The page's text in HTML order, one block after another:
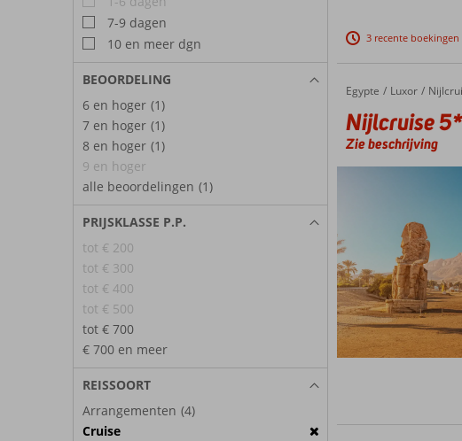
7-9 dagen
10 en meer dgn
BEOORDELING
6 en hoger (1)
7 en hoger (1)
8 en hoger (1)
9 en hoger
alle beoordelingen (1)
PRIJSKLASSE P.P.
tot € 200
tot € 300
tot € 400
tot € 500
tot € 700
€ 700 en meer
REISSOORT
Arrangementen (4)
Cruise
3 recente boekingen
Home
Egypte Luxor
Nijlcruise 5* & Jungle
Nijlcruise
Zie beschrijving